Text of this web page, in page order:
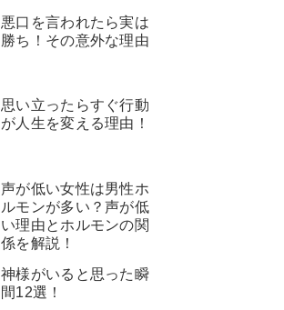
悪口を言われたら実は
勝ち！その意外な理由
思い立ったらすぐ行動
が人生を変える理由！
声が低い女性は男性ホ
ルモンが多い？声が低
い理由とホルモンの関
係を解説！
神様がいると思った瞬
間12選！